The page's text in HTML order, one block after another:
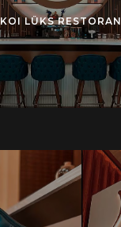
KOI LÜKS RESTORAN